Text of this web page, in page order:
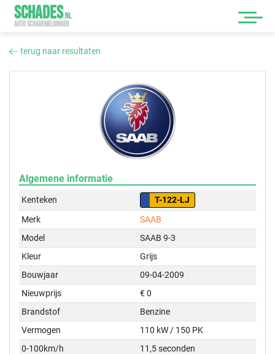
SCHADES.NL
AUTO SCHADEMELDINGEN
terug naar resultaten
Algemene informatie
Kenteken
T-122-LJ
Merk
SAAB
Model
SAAB 9-3
Kleur
Grijs
Bouwjaar
09-04-2009
Nieuwprijs
€ 0
Brandstof
Benzine
Vermogen
110 kW / 150 PK
0-100km/h
11,5 seconden